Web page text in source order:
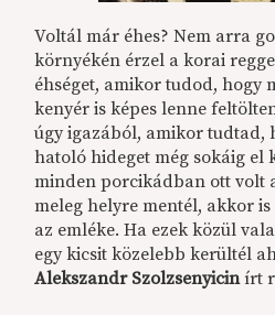
Voltál már éhes? Nem arra
környékén érzel a korai
éhséget, amikor tudod, hogy
kenyér is képes lenne
úgy igazából, amikor tudtad,
hatoló hideget még sokáig el
minden porcikádban ott volt
meleg helyre mentél, akkor
az emléke. Ha ezek közül
egy kicsit közelebb kerültél
Alekszandr Szolzsenyicinírt